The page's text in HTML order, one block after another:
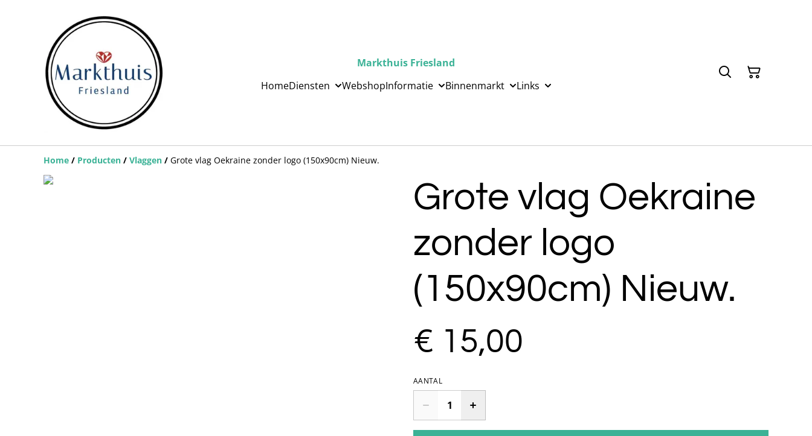
Markthuis Friesland
HomeDiensten WebshopInformatie Binnenmarkt Links
Home / Producten / Vlaggen / Grote vlag Oekraine zonder logo (150x90cm) Nieuw.
Grote vlag Oekraine
zonder logo
(150x90cm) Nieuw.
€ 15,00
AANTAL